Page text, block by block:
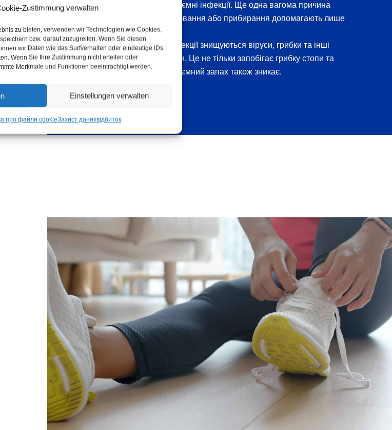
Zustimmung verwalten
zu bieten, verwenden wir Technologien wie Cookies,
bzw. darauf zuzugreifen. Wenn Sie diesen
wir Daten wie das Surfverhalten oder eindeutige IDs
Wenn Sie Ihre Zustimmung nicht erteilen oder
Merkmale und Funktionen beeinträchtigt werden.
Einstellungen verwalten
про файли cookieЗахист данихвідбиток
можуть викликати неприємні інфекції. Ще одна вагома причина
діяти. На жаль, провітрювання або прибирання допомагають лише
в дуже обмеженій мірі.
При професійній дезінфекції знищуються віруси, грибки та інші
патогенні мікроорганізми. Це не тільки запобігає грибку стопи та
іншим інфекціям. Неприємний запах також зникає.